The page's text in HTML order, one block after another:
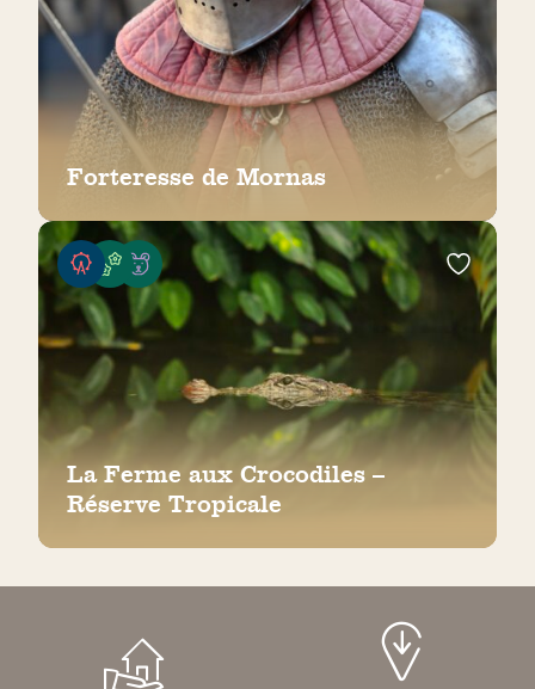
Forteresse de Mornas
La Ferme aux Crocodiles –
Réserve Tropicale